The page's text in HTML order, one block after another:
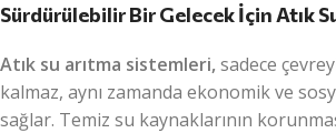
Sürdürülebilir Bir Gelecek İçin Atık
Atık su arıtma sistemleri,sadece
kalmaz, aynı zamanda ekonomik ve
sağlar. Temiz su kaynaklarının